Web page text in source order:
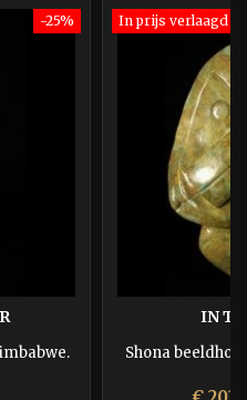
-25% In prijs verlaagd
IN
Shona
Prijs